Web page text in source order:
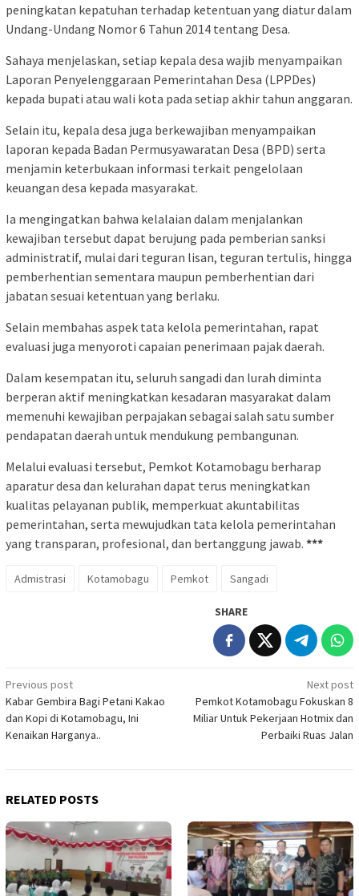
peningkatan kepatuhan terhadap ketentuan yang diatur dalam
Undang-Undang Nomor 6 Tahun 2014 tentang Desa.
Sahaya menjelaskan, setiap kepala desa wajib menyampaikan
Laporan Penyelenggaraan Pemerintahan Desa (LPPDes)
kepada bupati atau wali kota pada setiap akhir tahun anggaran.
Selain itu, kepala desa juga berkewajiban menyampaikan
laporan kepada Badan Permusyawaratan Desa (BPD) serta
menjamin keterbukaan informasi terkait pengelolaan
keuangan desa kepada masyarakat.
Ia mengingatkan bahwa kelalaian dalam menjalankan
kewajiban tersebut dapat berujung pada pemberian sanksi
administratif, mulai dari teguran lisan, teguran tertulis, hingga
pemberhentian sementara maupun pemberhentian dari
jabatan sesuai ketentuan yang berlaku.
Selain membahas aspek tata kelola pemerintahan, rapat
evaluasi juga menyoroti capaian penerimaan pajak daerah.
Dalam kesempatan itu, seluruh sangadi dan lurah diminta
berperan aktif meningkatkan kesadaran masyarakat dalam
memenuhi kewajiban perpajakan sebagai salah satu sumber
pendapatan daerah untuk mendukung pembangunan.
Melalui evaluasi tersebut, Pemkot Kotamobagu berharap
aparatur desa dan kelurahan dapat terus meningkatkan
kualitas pelayanan publik, memperkuat akuntabilitas
pemerintahan, serta mewujudkan tata kelola pemerintahan
yang transparan, profesional, dan bertanggung jawab. ***
Admistrasi Kotamobagu Pemkot Sangadi
SHARE
Post
navigation
Previous post
Kabar Gembira Bagi Petani Kakao
dan Kopi di Kotamobagu, Ini
Kenaikan Harganya..
Next post
Pemkot Kotamobagu Fokuskan 8
Miliar Untuk Pekerjaan Hotmix dan
Perbaiki Ruas Jalan
RELATED POSTS